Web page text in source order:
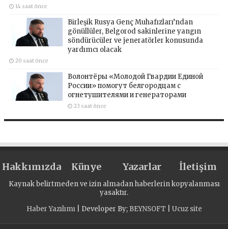
14 saat önce
Birleşik Rusya Genç Muhafızları’ndan
gönüllüler, Belgorod sakinlerine yangın
söndürücüler ve jeneratörler konusunda
yardımcı olacak
20 saat önce
Волонтёры «Молодой Гвардии Единой
России» помогут белгородцам с
огнетушителями и генераторами
23 saat önce
Hakkımızda Künye Yazarlar İletişim
Kaynak belirtmeden ve izin almadan haberlerin kopyalanması
yasaktır.
Haber Yazılımı| Developer By; BEYNSOFT Ucuz site